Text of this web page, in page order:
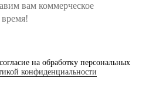
вам коммерческое
на обработку персональных
конфиденциальности